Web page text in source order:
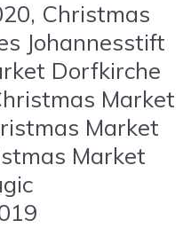
Christmas
Johannesstift
Dorfkirche
Market
Market
Market